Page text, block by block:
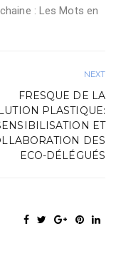
: Les Mots en
NEXT
FRESQUE DE LA
PLASTIQUE:
ET
DES
ECO-DÉLÉGUÉS